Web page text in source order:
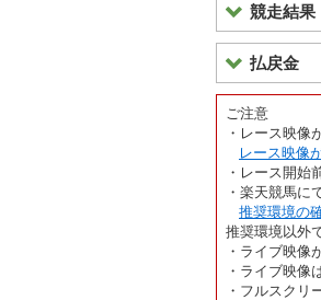
競走結果
払戻金
ご注意
・レース映像
レース映像
・レース開始
・楽天競馬に
推奨環境の
推奨環境以外
・ライブ映像
・ライブ映像
・フルスクリ